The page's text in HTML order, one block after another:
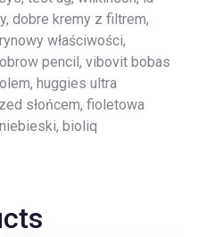
dobre kremy z filtrem,
właściwości,
pencil, vibovit bobas
huggies ultra
słońcem, fioletowa
bioliq